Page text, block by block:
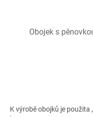
Obojek s
K výrobě obojků je použita